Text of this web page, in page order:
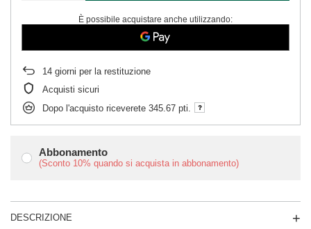
Abbonamento
(Sconto 10% quando si acquista in abbonamento)
È possibile acquistare anche utilizzando:
14 giorni per la restituzione
Acquisti sicuri
Dopo l'acquisto riceverete 345.67 pti.
DESCRIZIONE